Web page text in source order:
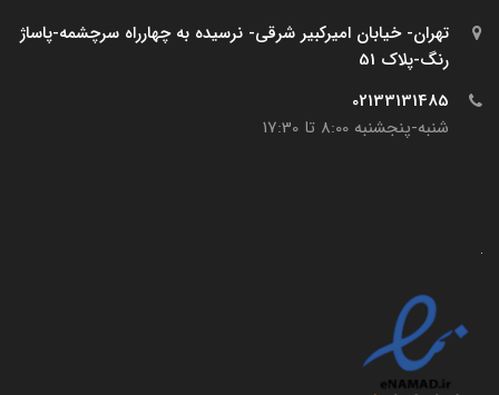
تهران- خیابان امیرکبیر شرقی- نرسیده به چهارراه سرچشمه-پاساژ
رنگ-پلاک 51
02133131485
شنبه-پنجشنبه 8:00 تا 17:30